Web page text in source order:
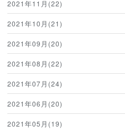
2021年11月(22)
2021年10月(21)
2021年09月(20)
2021年08月(22)
2021年07月(24)
2021年06月(20)
2021年05月(19)